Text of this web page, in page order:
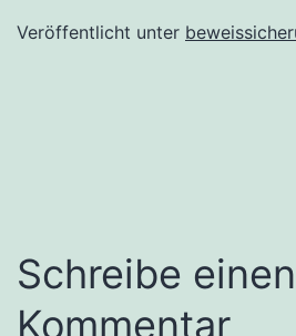
Veröffentlicht unter
Schreibe einen
Kommentar